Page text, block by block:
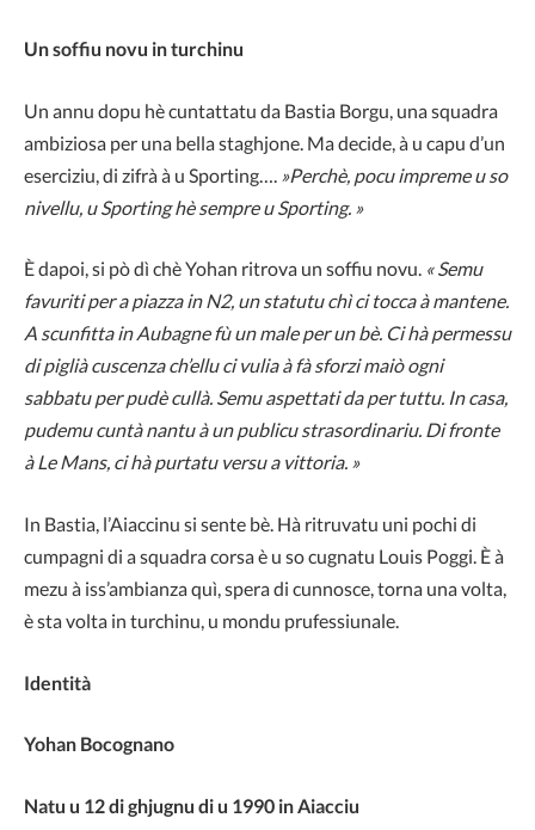
Un soffiu novu in turchinu
Un annu dopu hè cuntattatu da Bastia Borgu, una squadra
ambiziosa per una bella staghjone. Ma decide, à u capu d’un
eserciziu, di zifrà à u Sporting….
»Perchè, pocu impreme u so
nivellu, u Sporting hè sempre u Sporting. »
È dapoi, si pò dì chè Yohan ritrova un soffiu novu. « Semu
favuriti per a piazza in N2, un statutu chì ci tocca à mantene.
A scunfitta in Aubagne fù un male per un bè. Ci hà permessu
di piglià cuscenza ch’ellu ci vulia à fà sforzi maiò ogni
sabbatu per pudè cullà. Semu aspettati da per tuttu. In casa,
pudemu cuntà nantu à un publicu strasordinariu. Di fronte
à Le Mans, ci hà purtatu versu a vittoria. »
In Bastia, l’Aiaccinu si sente bè. Hà ritruvatu uni pochi di
cumpagni di a squadra corsa è u so cugnatu Louis Poggi. È à
mezu à iss’ambianza quì, spera di cunnosce, torna una volta,
è sta volta in turchinu, u mondu prufessiunale.
Identità
Yohan Bocognano
Natu u 12 di ghjugnu di u 1990 in Aiacciu